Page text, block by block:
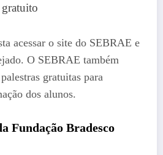
acessar o site do SEBRAE e
O SEBRAE também
gratuitas para
dos alunos.
Fundação Bradesco